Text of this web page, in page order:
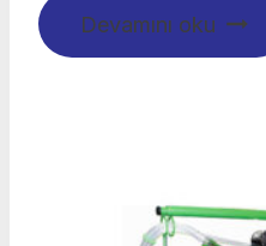
Devamını oku